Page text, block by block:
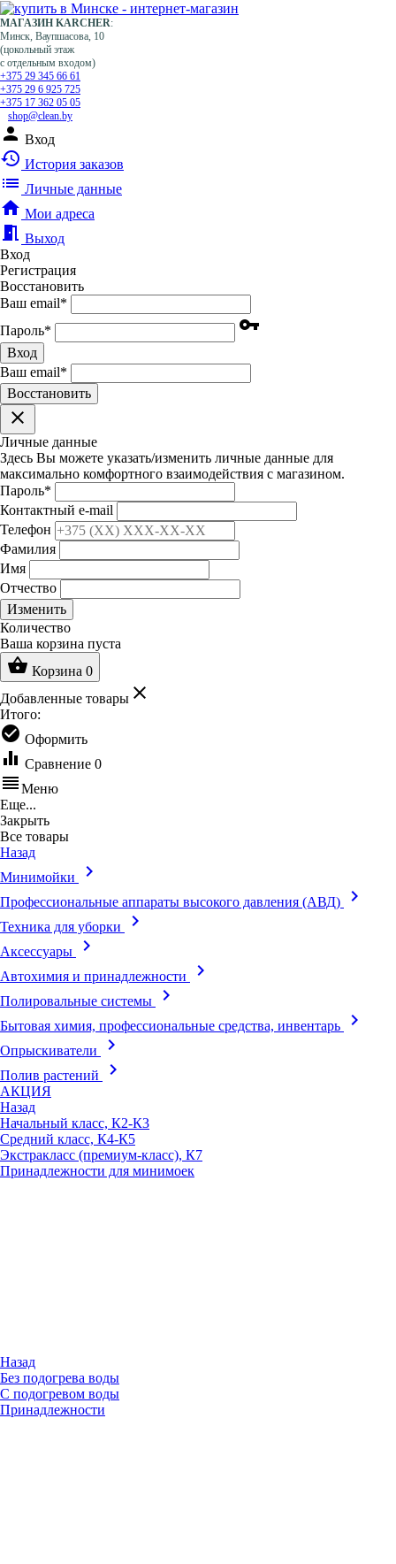
МАГАЗИН KARCHER:
Минск, Ваупшасова, 10
(цокольный этаж
с отдельным входом)
+375 29 345 66 61
+375 29 6 925 725
+375 17 362 05 05
shop@clean.by
person Вход
history История заказов
list Личные данные
home Мои адреса
meeting_room Выход
Вход
Регистрация
Восстановить
Ваш email*
Пароль* vpn_key
Вход
Ваш email*
Воcстановить
clear
Личные данные
Здесь Вы можете указать/изменить личные данные для
максимально комфортного взаимодействия с магазином.
Пароль*
Контактный e-mail
Телефон
Фамилия
Имя
Отчество
Изменить
Количество
Ваша корзина пуста
shopping_basket Корзина 0
Добавленные товары clear
Итого:
check_circle Оформить
equalizer Сравнение 0
reorderМеню
Еще...
Закрыть
Все товары
Назад
Минимойки
keyboard_arrow_right
Профессиональные аппараты высокого давления (АВД) keyboard_arrow_right
Техника для уборки keyboard_arrow_right
Аксессуары keyboard_arrow_right
Автохимия и принадлежности keyboard_arrow_right
Полировальные системы keyboard_arrow_right
Бытовая химия, профессиональные средства, инвентарь keyboard_arrow_right
Опрыскиватели keyboard_arrow_right
Полив растений keyboard_arrow_right
АКЦИЯ
Назад
Начальный класс, К2-К3
Средний класс, К4-К5
Экстракласс (премиум-класс), К7
Принадлежности для минимоек
Назад
Без подогрева воды
С подогревом воды
Принадлежности